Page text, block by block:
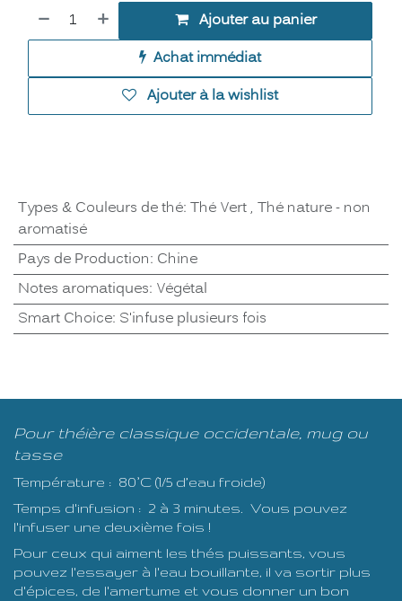
Ajouter au panier
Achat immédiat
Ajouter à la wishlist
Types & Couleurs de thé: Thé Vert, Thé nature - non
aromatisé
Pays de Production: Chine
Notes aromatiques: Végétal
Smart Choice: S'infuse plusieurs fois
Pour théière classique occidentale, mug ou
tasse
Température : 80°C (1/5 d’eau froide)
Temps d'infusion : 2 à 3 minutes. Vous pouvez
l'infuser une deuxième fois !
Pour ceux qui aiment les thés puissants, vous
pouvez l'essayer à l'eau bouillante, il va sortir plus
d'épices, de l'amertume et vous donner un bon